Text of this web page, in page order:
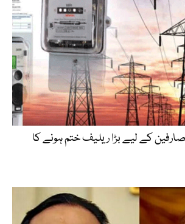
کے لیے بڑا ریلیف ختم ہونے کا